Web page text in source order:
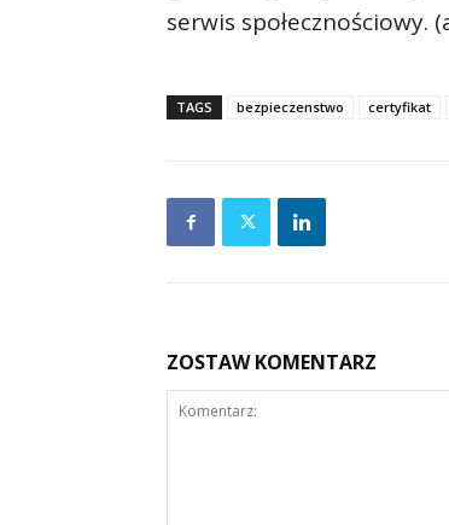
serwis społecznościowy.
TAGS bezpieczenstwo certyfikat
ZOSTAW KOMENTARZ